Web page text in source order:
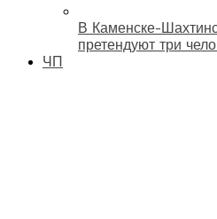
В Каменске-
претендуют три
ЧП